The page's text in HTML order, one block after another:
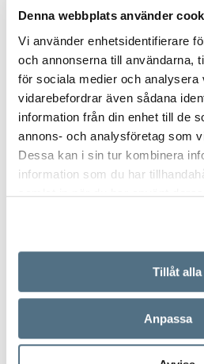
Denna webbplats använder
Vi använder enhetsidentifierare
och annonserna till användarna,
för sociala medier och analysera
vidarebefordrar även sådana
information från din enhet till de
annons- och analysföretag som
Dessa kan i sin tur kombinera
information som du har
samlat in när du har använt
Tillåt alla
Anpassa
Aktuella nyord:
idrottskön,
rawdogga,
avokadoskanner,
25 SEPTEMBER 2024
avgöra vem som får tävla i
dam- eller herr­klassen. OS i
Paris fick åter debatten om
22